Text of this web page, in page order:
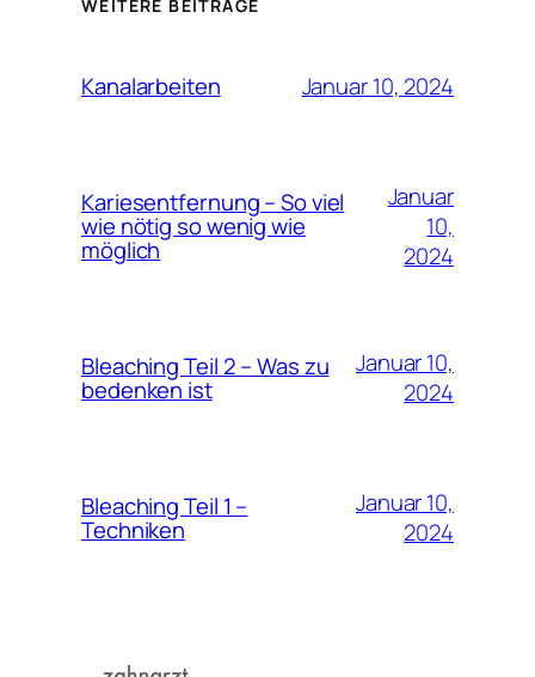
WEITERE BEITRÄGE
Kanalarbeiten Januar 10, 2024
Kariesentfernung – So viel
wie nötig so wenig wie
möglich
Januar
10,
2024
Bleaching Teil 2 – Was zu
bedenken ist
Januar 10,
2024
Bleaching Teil 1 –
Techniken
Januar 10,
2024